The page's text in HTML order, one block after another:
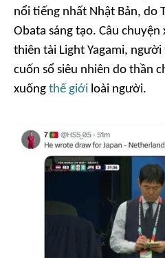
nổi tiếng nhất Nhật Bản, do
Obata sáng tạo. Câu chuyện
thiên tài Light Yagami,
cuốn sổ siêu nhiên do thần
xuống thế giới loài người.